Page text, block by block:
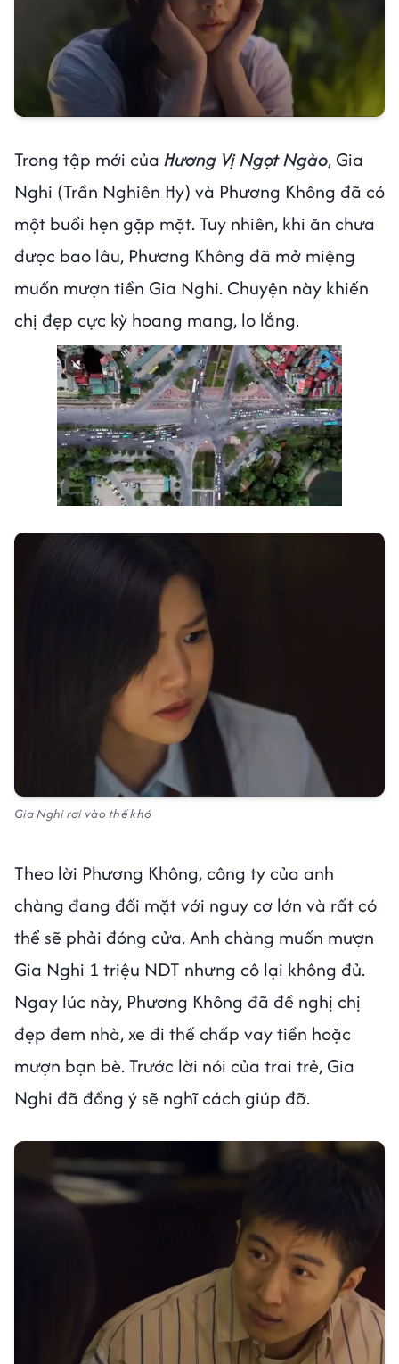
Trong tập mới của Hương Vị Ngọt Ngào, Gia
Nghi (Trần Nghiên Hy) và Phương Không đã có
một buổi hẹn gặp mặt. Tuy nhiên, khi ăn chưa
được bao lâu, Phương Không đã mở miệng
muốn mượn tiền Gia Nghi. Chuyện này khiến
chị đẹp cực kỳ hoang mang, lo lắng.
Gia Nghi rơi vào thế khó
Theo lời Phương Không, công ty của anh
chàng đang đối mặt với nguy cơ lớn và rất có
thể sẽ phải đóng cửa. Anh chàng muốn mượn
Gia Nghi 1 triệu NDT nhưng cô lại không đủ.
Ngay lúc này, Phương Không đã đề nghị chị
đẹp đem nhà, xe đi thế chấp vay tiền hoặc
mượn bạn bè. Trước lời nói của trai trẻ, Gia
Nghi đã đồng ý sẽ nghĩ cách giúp đỡ.